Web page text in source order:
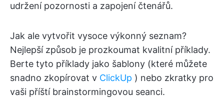
udržení pozornosti a zapojení čtenářů.
Jak ale vytvořit vysoce výkonný seznam?
Nejlepší způsob je prozkoumat kvalitní příklady.
Berte tyto příklady jako šablony (které můžete
snadno zkopírovat v ClickUp ) nebo zkratky pro
vaši příští brainstormingovou seanci.